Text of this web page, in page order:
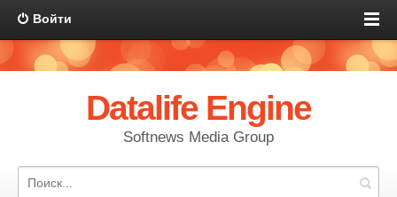
Войти
Datalife Engine
Softnews Media Group